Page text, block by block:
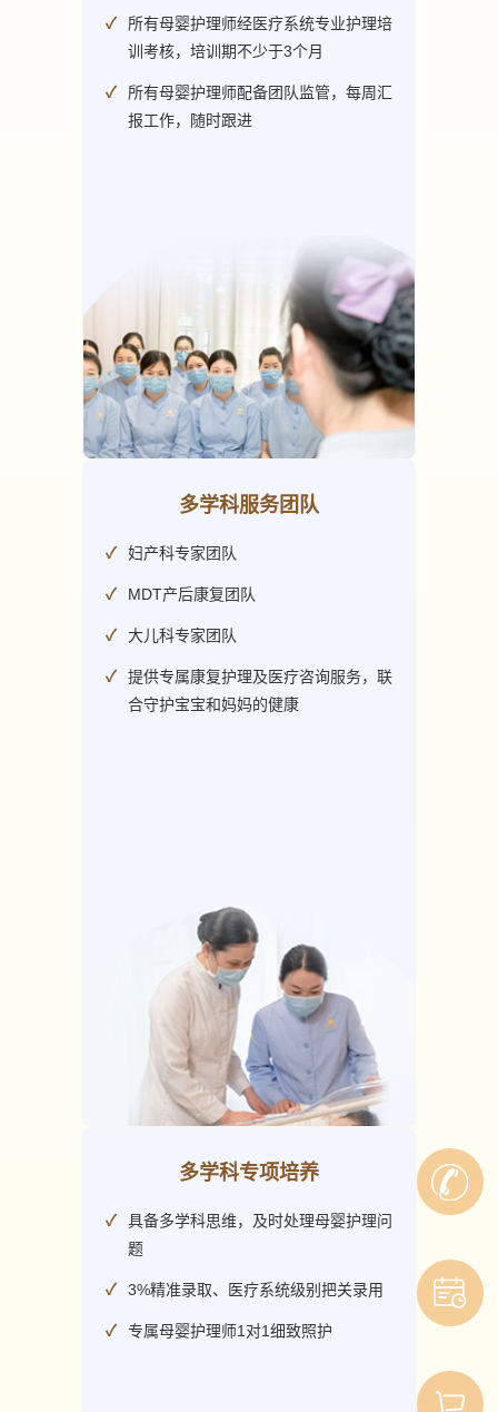
所有母婴护理师经医疗系统专业护理培
训考核，培训期不少于3个月
所有母婴护理师配备团队监管，每周汇
报工作，随时跟进
多学科服务团队
妇产科专家团队
MDT产后康复团队
大儿科专家团队
提供专属康复护理及医疗咨询服务，联
合守护宝宝和妈妈的健康
多学科专项培养
具备多学科思维，及时处理母婴护理问
题
3%精准录取、医疗系统级别把关录用
专属母婴护理师1对1细致照护
